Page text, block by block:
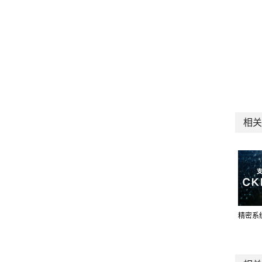
相
精密系